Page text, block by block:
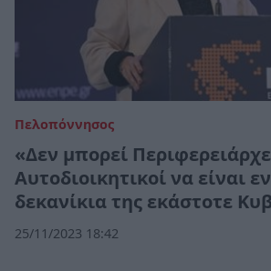
Πελοπόννησος
«Δεν μπορεί
Αυτοδιοικητικοί να είναι
δεκανίκια της εκάστοτε
25/11/2023 18:42